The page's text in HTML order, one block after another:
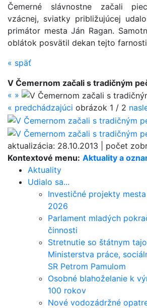
Kontextové menu: Aktuality a
Aktuality
Udialo sa...
Investičné projekty
2026
Parlament mladých
činnosti
Stretnutie so štátnym
Ministerstva práce,
SR Petrom Pamulom
Osobné blahoželanie k
100 rokov
Nové vodozádržné
Čemerné slávnostne začali
vzácnej, sviatky približujúcej
primátor mesta Ján Ragan.
oblátok posvätil dekan tejto farnosti
« späť
V Čemernom začali s tradičným
« »
« predchádzajúci obrázok 1 / 2
aktualizácia: 28.10.2013 počet